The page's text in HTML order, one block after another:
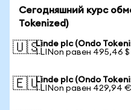
Сегодняшний курс
Tokenized)
🇺🇸Linde plc (Ondo
1 LINon равен 495,46 $
🇪🇺Linde plc (Ondo
1 LINon равен 429,94 €